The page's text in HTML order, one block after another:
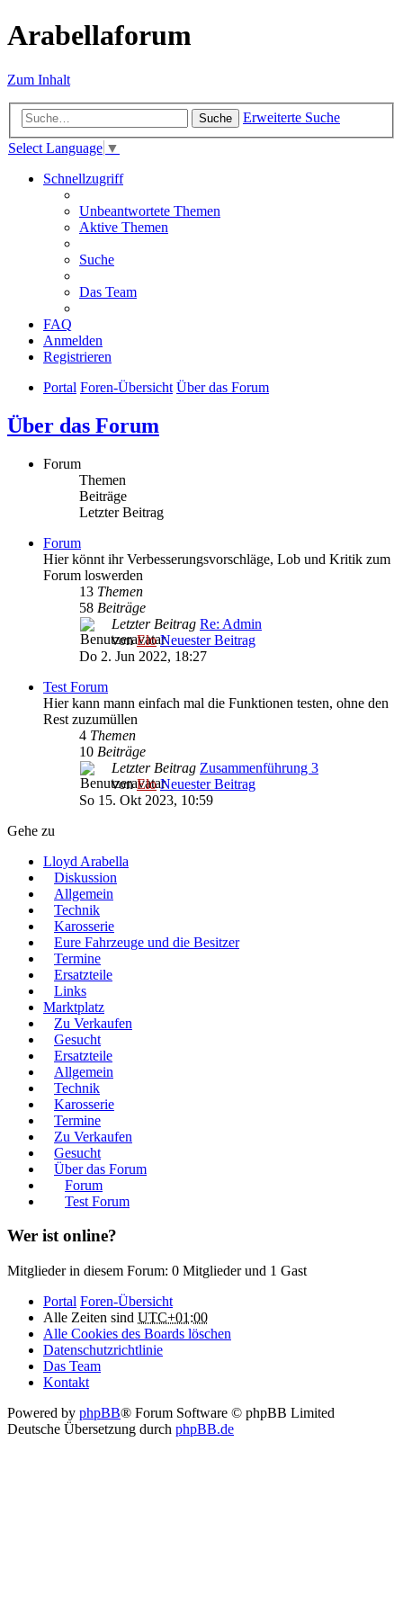
Arabellaforum
Zum Inhalt
Suche
Erweiterte Suche
Select Language ▼
Schnellzugriff
Unbeantwortete Themen
Aktive Themen
Suche
Das Team
FAQ
Anmelden
Registrieren
Portal Foren-Übersicht Über das Forum
Über das Forum
Forum
Themen
Beiträge
Letzter Beitrag
Forum
Hier könnt ihr Verbesserungsvorschläge, Lob und Kritik zum
Forum loswerden
13 Themen
58 Beiträge
Letzter Beitrag Re: Admin
vonElo Neuester Beitrag
Do 2. Jun 2022, 18:27
Test Forum
Hier kann mann einfach mal die Funktionen testen, ohne den
Rest zuzumüllen
4 Themen
10 Beiträge
Letzter Beitrag Zusammenführung 3
vonElo Neuester Beitrag
So 15. Okt 2023, 10:59
Gehe zu
Lloyd Arabella
Diskussion
Allgemein
Technik
Karosserie
Eure Fahrzeuge und die Besitzer
Termine
Ersatzteile
Links
Marktplatz
Zu Verkaufen
Gesucht
Ersatzteile
Allgemein
Technik
Karosserie
Termine
Zu Verkaufen
Gesucht
Über das Forum
Forum
Test Forum
Wer ist online?
Mitglieder in diesem Forum: 0 Mitglieder und 1 Gast
Portal Foren-Übersicht
Alle Zeiten sind UTC+01:00
Alle Cookies des Boards löschen
Datenschutzrichtlinie
Das Team
Kontakt
Powered by phpBB® Forum Software © phpBB Limited
Deutsche Übersetzung durch phpBB.de